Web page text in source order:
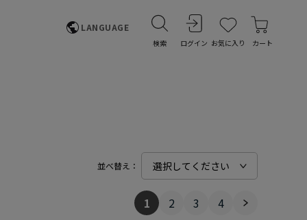
LANGUAGE
検索 ログイン お気に入り カート
並べ替え：
1 2 3 4